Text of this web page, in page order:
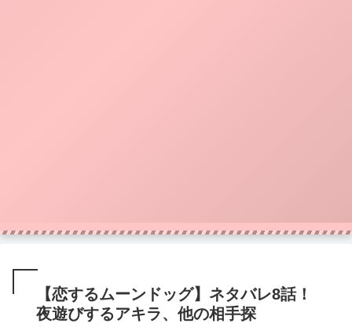
【恋するムーンドッグ】ネタバレ8話！
夜遊びするアキラ、他の相手探